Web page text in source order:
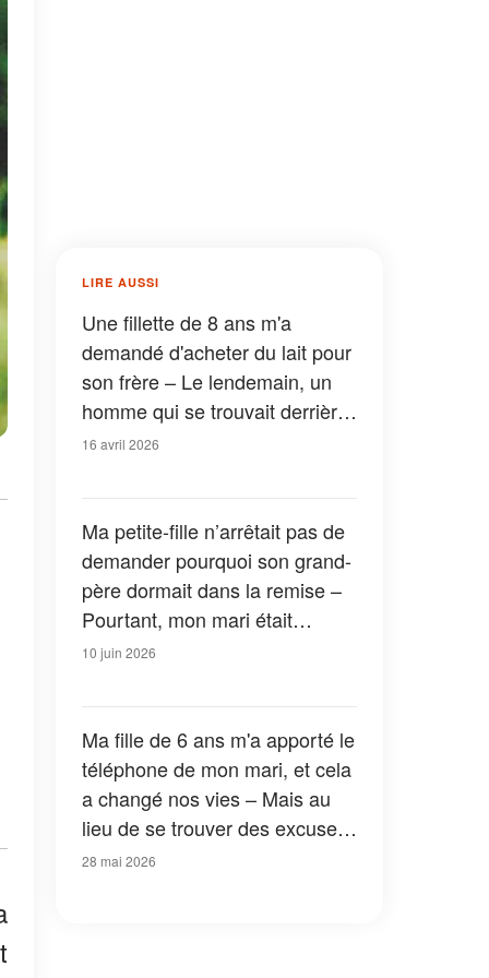
LIRE AUSSI
Une fillette de 8 ans m'a
demandé d'acheter du lait pour
son frère – Le lendemain, un
homme qui se trouvait derrière
elle dans la file d'attente s'est
16 avril 2026
Ma petite-fille n’arrêtait pas de
demander pourquoi son grand-
père dormait dans la remise –
Pourtant, mon mari était
décédé huit mois plus tôt
10 juin 2026
Ma fille de 6 ans m'a apporté le
téléphone de mon mari, et cela
a changé nos vies – Mais au
lieu de se trouver des excuses,
il a sorti un énorme carton et
28 mai 2026